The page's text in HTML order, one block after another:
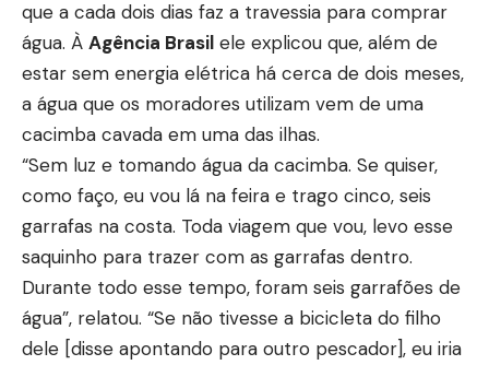
que a cada dois dias faz a travessia para comprar
água. À Agência Brasil ele explicou que, além de
estar sem energia elétrica há cerca de dois meses,
a água que os moradores utilizam vem de uma
cacimba cavada em uma das ilhas.
“Sem luz e tomando água da cacimba. Se quiser,
como faço, eu vou lá na feira e trago cinco, seis
garrafas na costa. Toda viagem que vou, levo esse
saquinho para trazer com as garrafas dentro.
Durante todo esse tempo, foram seis garrafões de
água”, relatou. “Se não tivesse a bicicleta do filho
dele [disse apontando para outro pescador], eu iria